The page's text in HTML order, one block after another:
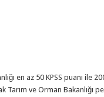
en az 50 KPSS puanı ile
Tarım ve Orman Bakanlığı